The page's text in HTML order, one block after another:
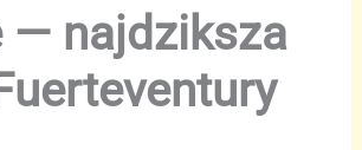
— najdziksza